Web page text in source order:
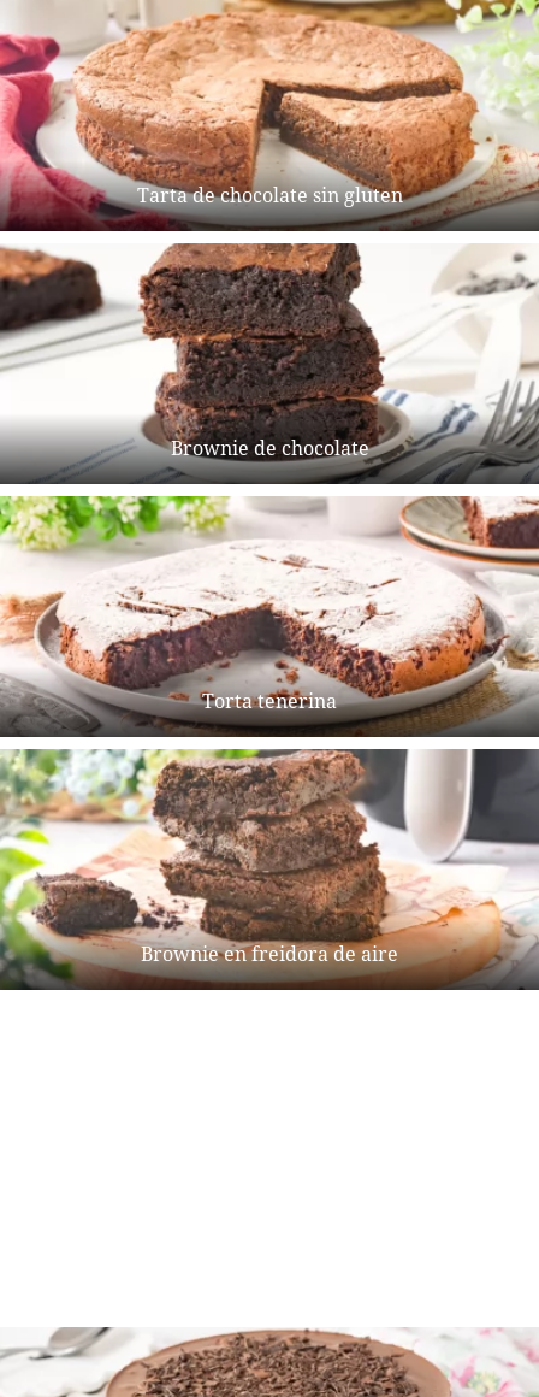
Tarta de chocolate sin gluten
Brownie de chocolate
Torta tenerina
Brownie en freidora de aire